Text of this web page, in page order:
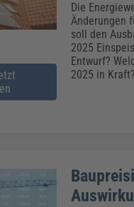
Die
Änderungen
soll den
2025
Entwurf?
2025 in